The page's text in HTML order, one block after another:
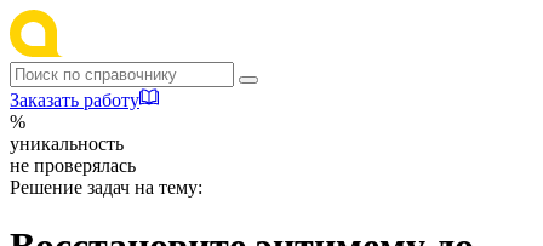
Заказать работу
%
уникальность
не проверялась
Решение задач на тему: